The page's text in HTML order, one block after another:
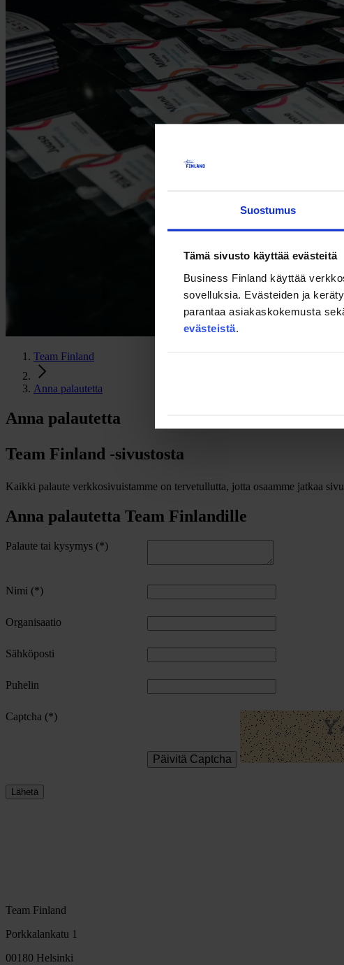
Suostumus
Tämä sivusto käyttää evästeitä
Business Finland käyttää
sovelluksia. Evästeiden ja
parantaa asiakaskokemusta
evästeistä.
Team Finland
Anna palautetta
Anna palautetta
Team Finland -sivustosta
Kaikki palaute verkkosivuistamme on tervetullutta, jotta osaamme jatkaa
Anna palautetta Team Finlandille
Palaute tai kysymys
Nimi
Organisaatio
Sähköposti
Puhelin
Captcha
Päivitä Captcha
Lähetä
Team Finland
Porkkalankatu 1
00180 Helsinki